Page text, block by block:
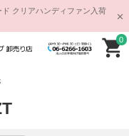
クリアハンディファン入荷
0